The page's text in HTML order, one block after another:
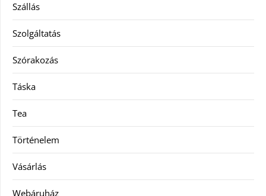
Szállás
Szolgáltatás
Szórakozás
Táska
Tea
Történelem
Vásárlás
Webáruház